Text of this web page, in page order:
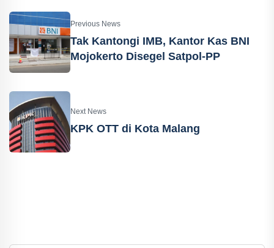
Previous News
Tak Kantongi IMB, Kantor Kas BNI
Mojokerto Disegel Satpol-PP
Next News
KPK OTT di Kota Malang